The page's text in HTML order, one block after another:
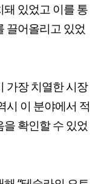
있었고 이를 통
끌어올리고 있었
가장 치열한 시장
시 이 분야에서 적
확인할 수 있었